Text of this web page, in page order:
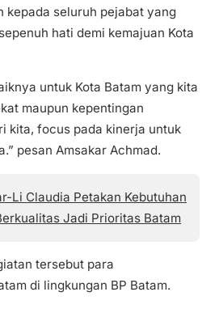
kepada seluruh pejabat yang
hati demi kemajuan Kota
untuk Kota Batam yang kita
maupun kepentingan
kita, focus pada kinerja untuk
pesan Amsakar Achmad.
Li Claudia Petakan Kebutuhan
Jadi Prioritas Batam
tersebut para
di lingkungan BP Batam.